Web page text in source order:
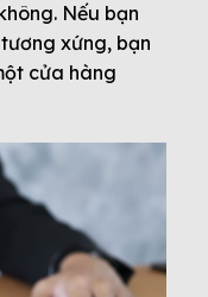
Nếu bạn
xứng, bạn
cửa hàng